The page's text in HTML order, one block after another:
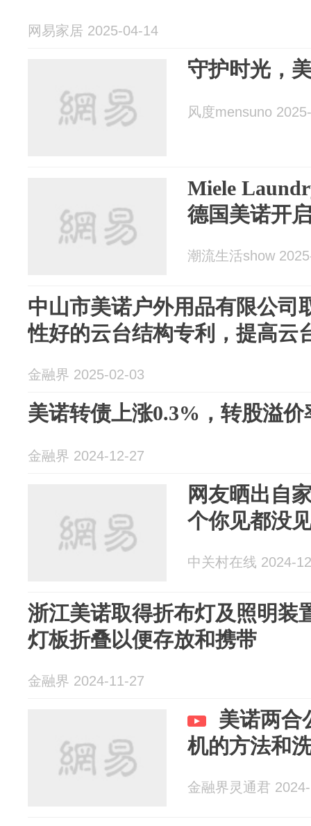
网易家居 2025-04-14
守护时光，
风度mensuno
Miele
德国美诺开
潮流生活show
中山市美诺户外用品有限公司
性好的云台结构专利，提高云
金融界 2025-02-03
美诺转债上涨0.3%，转股溢价
金融界 2024-12-27
网友晒出自
个你见都没
中关村在线 2024-
浙江美诺取得折布灯及照明装
灯板折叠以便存放和携带
金融界 2024-11-27
美诺两合
机的方法和
金融界灵通君